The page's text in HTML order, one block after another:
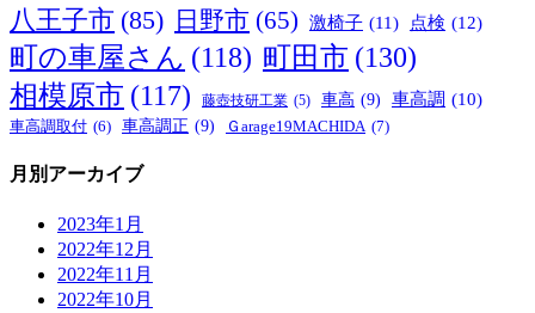
八王子市 (85) 日野市 (65) 激椅子 (11) 点検 (12)
町の車屋さん (118) 町田市 (130)
相模原市 (117) 藤壺技研工業 (5) 車高 (9) 車高調 (10)
車高調取付 (6) 車高調正 (9) Ｇarage19MACHIDA (7)
月別アーカイブ
2023年1月
2022年12月
2022年11月
2022年10月